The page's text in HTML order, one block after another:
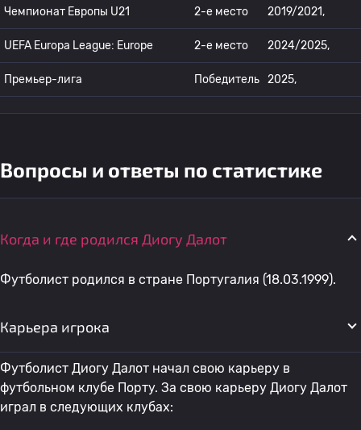
Чемпионат Европы U21 2-е место 2019/2021,
UEFA Europa League: Europe 2-е место 2024/2025,
Премьер-лига Победитель 2025,
Вопросы и ответы по статистике
Когда и где родился Диогу Далот
Футболист родился в стране Португалия (18.03.1999).
Карьера игрока
Футболист Диогу Далот начал свою карьеру в
футбольном клубе Порту. За свою карьеру Диогу Далот
играл в следующих клубах: